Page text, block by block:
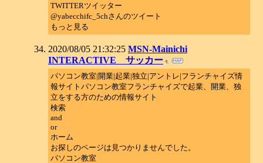
TWITTERツイッター
@yabecchifc_5chさんのツイート
もっと見る
2020/08/05 21:32:25 MSN-Mainichi
INTERACTIVE サッカー
パソコン教室|開業|起業|独立|アントレ|フランチャイズ情
報サイトパソコン教室フランチャイズで起業、開業、独
立をする方のための情報サイト
検索
and
or
ホーム
お探しのページは見つかりませんでした。
パソコン教室